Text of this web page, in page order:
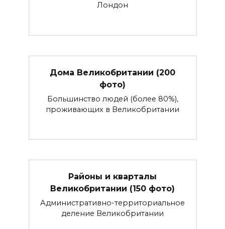
Лондон
Дома Великобритании (200
фото)
Большинство людей (более 80%),
проживающих в Великобритании
Районы и кварталы
Великобритании (150 фото)
Административно-территориальное
деление Великобритании